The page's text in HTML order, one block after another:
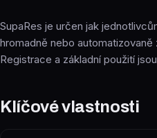
SupaRes je určen jak
hromadně nebo
Registrace a základní použití
Klíčové vlastnosti